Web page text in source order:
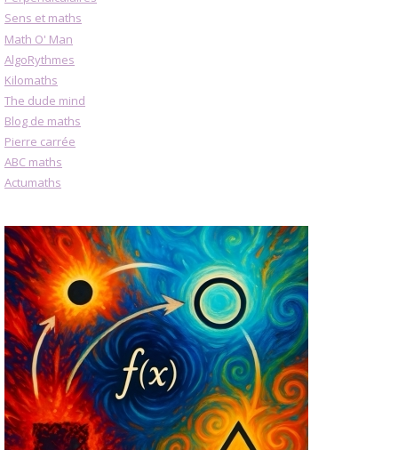
Sens et maths
Math O' Man
AlgoRythmes
Kilomaths
The dude mind
Blog de maths
Pierre carrée
ABC maths
Actumaths